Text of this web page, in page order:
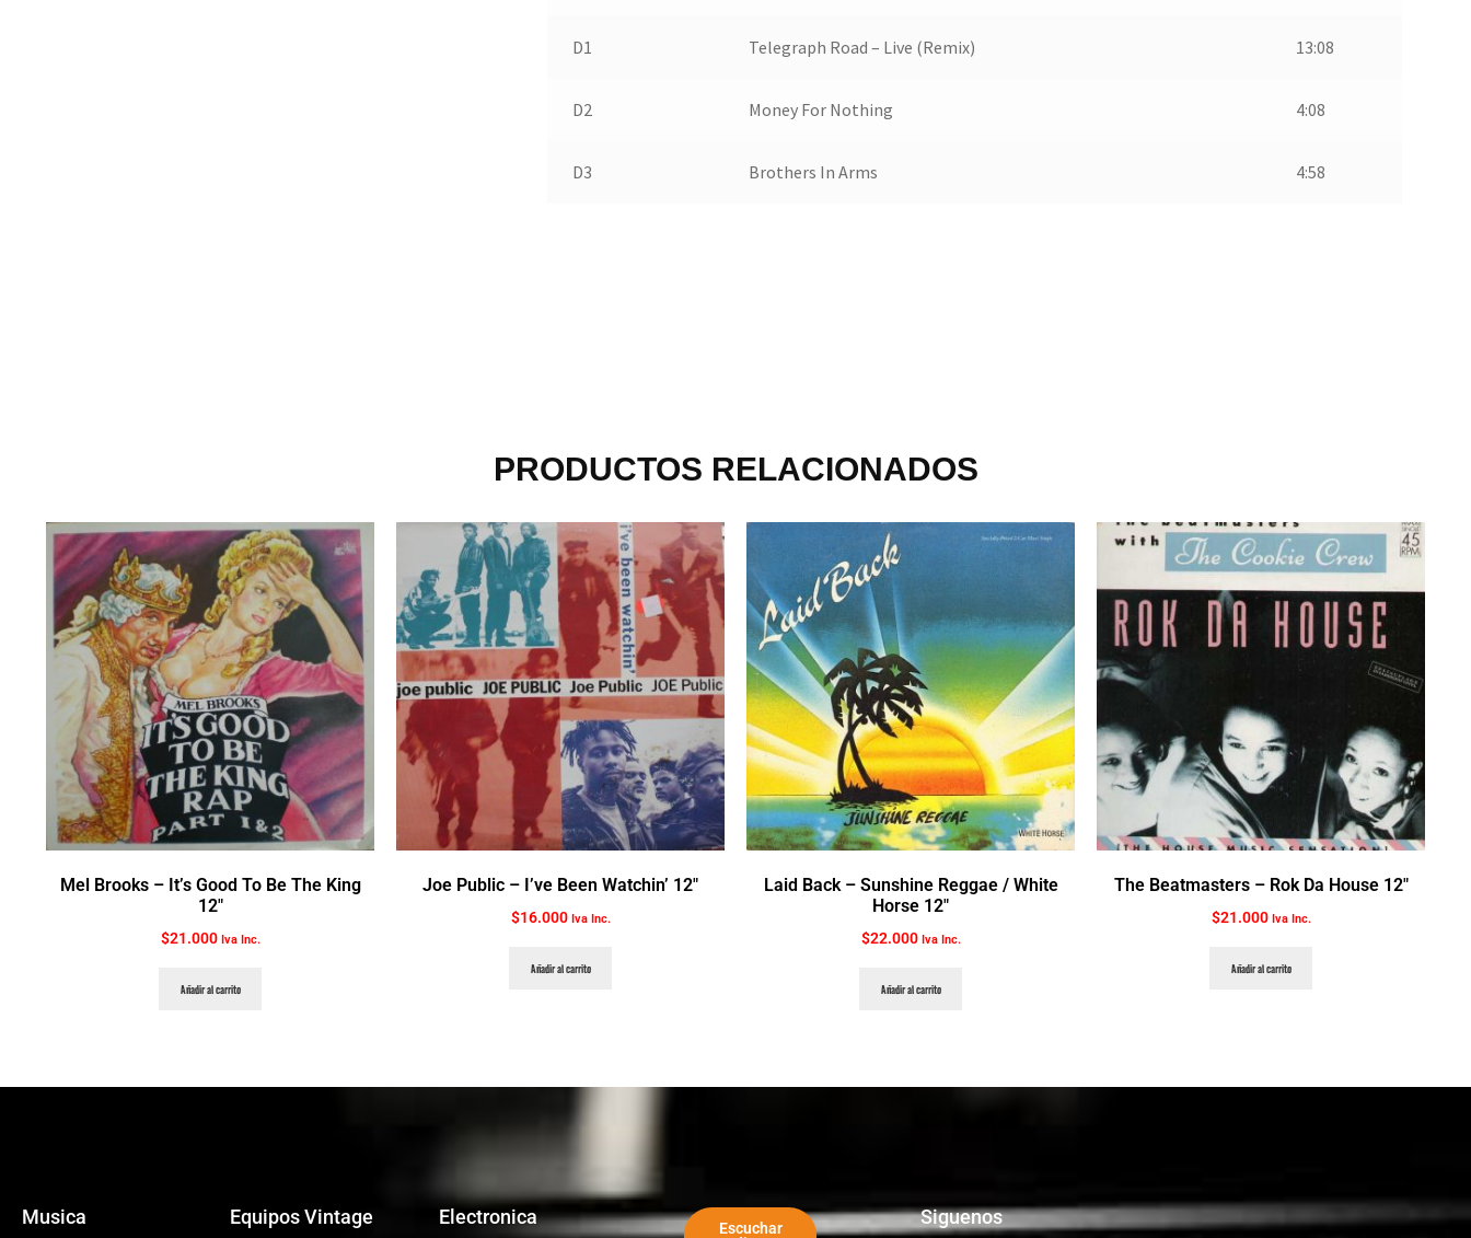
D1 Telegraph Road – Live (Remix) 13:08
D2 Money For Nothing 4:08
D3 Brothers In Arms 4:58
PRODUCTOS RELACIONADOS
Mel Brooks ‎– It’s Good To Be The King
12″
$21.000 Iva Inc.
Añadir al carrito
Joe Public ‎– I’ve Been Watchin’ 12″
$16.000 Iva Inc.
Añadir al carrito
Laid Back ‎– Sunshine Reggae / White
Horse 12″
$22.000 Iva Inc.
Añadir al carrito
The Beatmasters ‎– Rok Da House 12″
$21.000 Iva Inc.
Añadir al carrito
Musica Equipos Vintage Electronica
Escuchar
Siguenos